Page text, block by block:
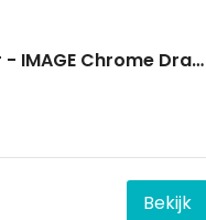
senator - IMAGE Chrome Draaibalpen
Bekijk